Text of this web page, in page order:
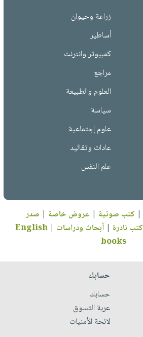
زراعة وحيوان
أساطير
كمبيوتر وانترنت
مراجع
العلوم والطبيعة
سياسة
علوم إجتماعية
عادات وتقاليد
علم النفس
| كتب صوتية | عروض خاصة | صدر
كتب نادرة |أبحاث ودراسات |
English
books
حسابك
حسابك
عربة التسوق
لائحة الأمنيات